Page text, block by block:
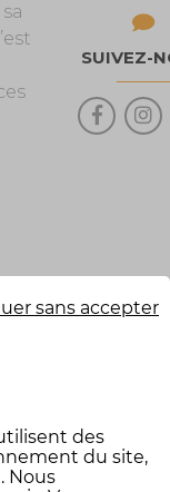
SUIVEZ-
des
du site,
Nous
sans accepter